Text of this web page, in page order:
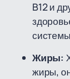
B12 и
Жиры:
жиры,